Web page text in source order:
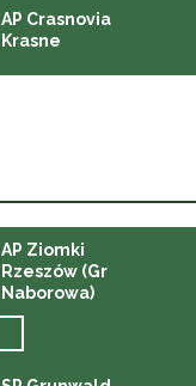
AP Crasnovia
Krasne
AP Ziomki
Rzeszów (Gr
Naborowa)